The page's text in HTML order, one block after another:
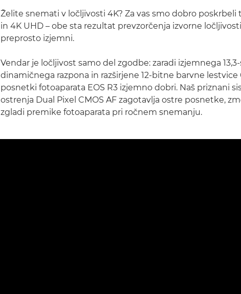
Želite snemati v ločljivosti 4K? Za vas smo dobro poskrbeli
in 4K UHD – obe sta rezultat prevzorčenja izvorne
preprosto izjemni.
Vendar je ločljivost samo del zgodbe: zaradi izjemnega
dinamičnega razpona in razširjene 12-bitne barvne lestvice
posnetki fotoaparata EOS R3 izjemno dobri. Naš priznani
ostrenja Dual Pixel CMOS AF zagotavlja ostre posnetke,
zgladi premike fotoaparata pri ročnem snemanju.